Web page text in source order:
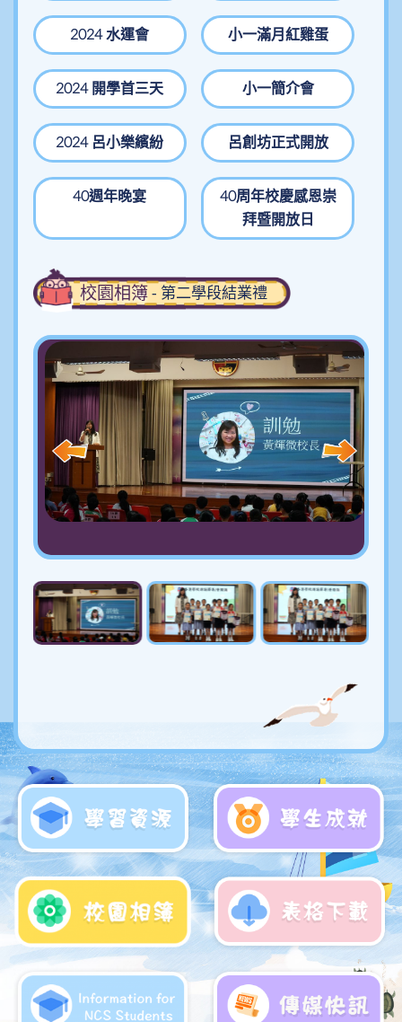
2024 水運會 小一滿月紅雞蛋
2024 開學首三天 小一簡介會
2024 呂小樂繽紛 呂創坊正式開放
40週年晚宴
40周年校慶感恩崇
拜暨開放日
校園相簿- 第二學段結業禮